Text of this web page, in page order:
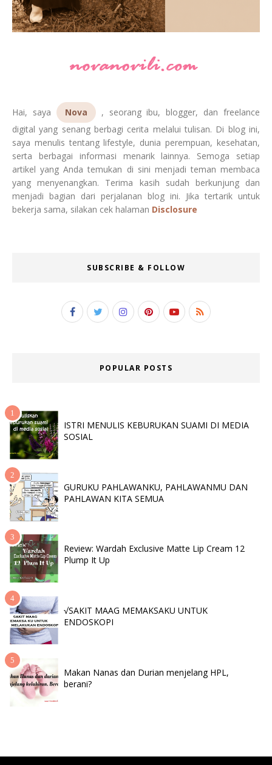
Hai, saya Nova
, seorang ibu, blogger, dan freelance
digital yang senang berbagi cerita melalui tulisan. Di blog ini,
saya menulis tentang lifestyle, dunia perempuan, kesehatan,
serta berbagai informasi menarik lainnya. Semoga setiap
artikel yang Anda temukan di sini menjadi teman membaca
yang menyenangkan. Terima kasih sudah berkunjung dan
menjadi bagian dari perjalanan blog ini. Jika tertarik untuk
bekerja sama, silakan cek halaman Disclosure
SUBSCRIBE & FOLLOW
POPULAR POSTS
ISTRI MENULIS KEBURUKAN SUAMI DI MEDIA
SOSIAL
GURUKU PAHLAWANKU, PAHLAWANMU DAN
PAHLAWAN KITA SEMUA
Review: Wardah Exclusive Matte Lip Cream 12
Plump It Up
√SAKIT MAAG MEMAKSAKU UNTUK
ENDOSKOPI
Makan Nanas dan Durian menjelang HPL,
berani?